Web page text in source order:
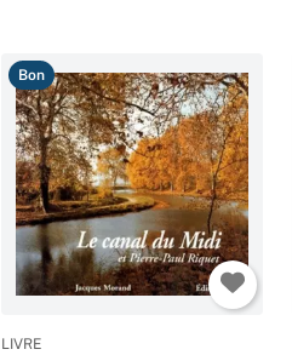
Bon
LIVRE